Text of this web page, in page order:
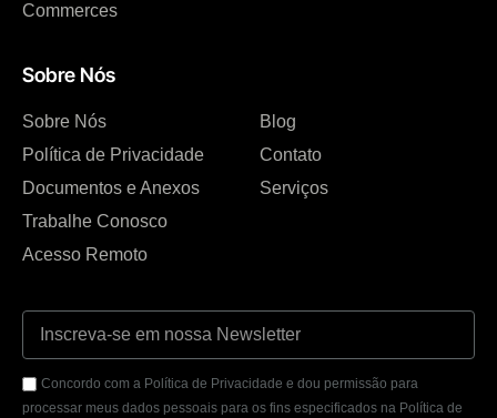
Commerces
Sobre Nós
Sobre Nós
Política de Privacidade
Documentos e Anexos
Trabalhe Conosco
Acesso Remoto
Blog
Contato
Serviços
Concordo com a Política de Privacidade e dou permissão para
processar meus dados pessoais para os fins especificados na Política de